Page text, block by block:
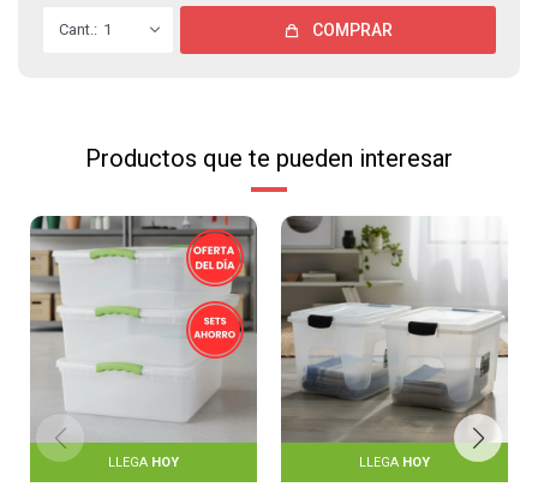
1 COMPRAR
Productos que te pueden interesar
LLEGA HOY LLEGA HOY